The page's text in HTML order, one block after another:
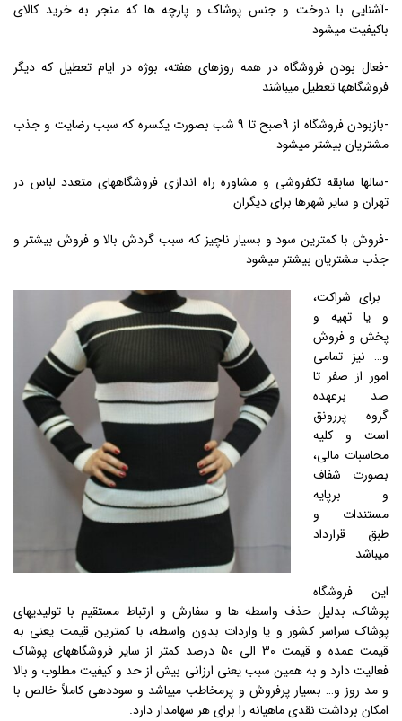
-آشنایی با دوخت و جنس پوشاک و پارچه ها که منجر به خرید کالای
باکیفیت میشود
-فعال بودن فروشگاه در همه روزهای هفته، بوژه در ایام تعطیل که دیگر
فروشگاهها تعطیل میباشند
-بازبودن فروشگاه از 9صبح تا 9 شب بصورت یکسره که سبب رضایت و جذب
مشتریان بیشتر میشود
-سالها سابقه تکفروشی و مشاوره راه اندازی فروشگاههای متعدد لباس در
تهران و سایر شهرها برای دیگران
-فروش با کمترین سود و بسیار ناچیز که سبب گردش بالا و فروش بیشتر و
جذب مشتریان بیشتر میشود
برای شراکت،
و یا تهیه و
پخش و فروش
و… نیز تمامی
امور از صفر تا
صد برعهده
گروه پررونق
است و کلیه
محاسبات مالی،
بصورت شفاف
و برپایه
مستندات و
طبق قرارداد
میباشد
این فروشگاه
پوشاک، بدلیل حذف واسطه ها و سفارش و ارتباط مستقیم با تولیدیهای
پوشاک سراسر کشور و یا واردات بدون واسطه، با کمترین قیمت یعنی به
قیمت عمده و قیمت 30 الی 50 درصد کمتر از سایر فروشگاههای پوشاک
فعالیت دارد و به همین سبب یعنی ارزانی بیش از حد و کیفیت مطلوب و بالا
و مد روز و… بسیار پرفروش و پرمخاطب میباشد و سوددهی کاملاً خالص با
امکان برداشت نقدی ماهیانه را برای هر سهامدار دارد.